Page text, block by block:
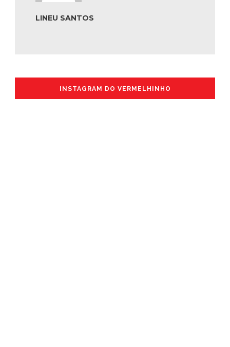
LINEU SANTOS
INSTAGRAM DO VERMELHINHO